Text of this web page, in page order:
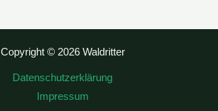
Copyright © 2026 Waldritter
Datenschutzerklärung
Impressum